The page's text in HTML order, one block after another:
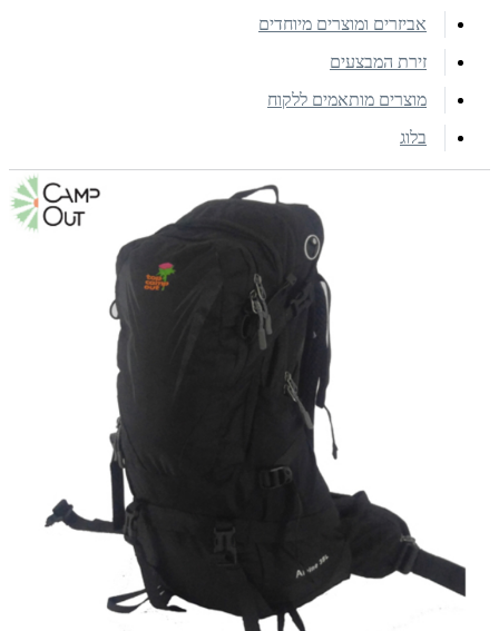
אביזרים ומוצרים מיוחדים
זירת המבצעים
מוצרים מותאמים ללקוח
בלוג